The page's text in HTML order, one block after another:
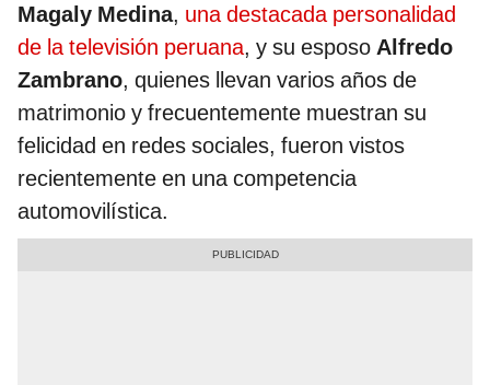
Magaly Medina, una destacada personalidad
de la televisión peruana, y su esposo Alfredo
Zambrano, quienes llevan varios años de
matrimonio y frecuentemente muestran su
felicidad en redes sociales, fueron vistos
recientemente en una competencia
automovilística.